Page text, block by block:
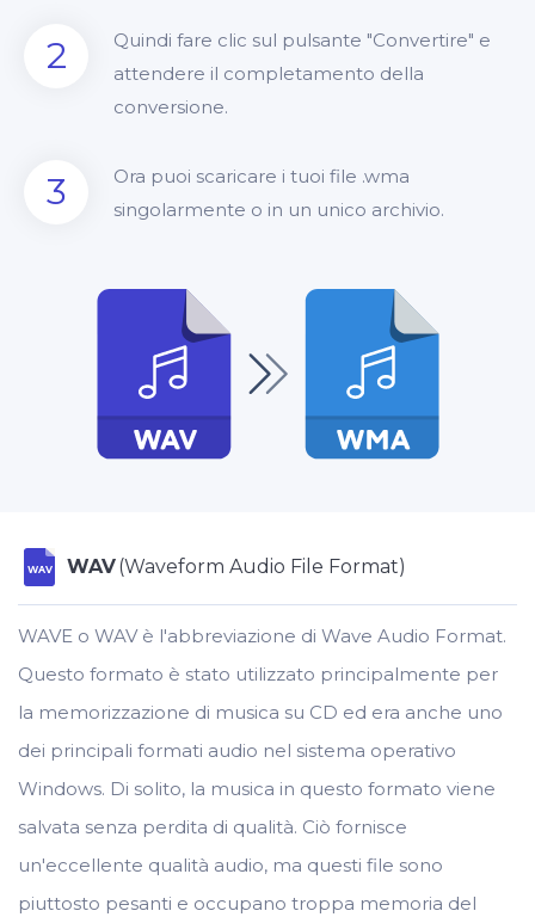
2
Quindi fare clic sul pulsante "Convertire" e
attendere il completamento della
conversione.
3
Ora puoi scaricare i tuoi file .wma
singolarmente o in un unico archivio.
WAV WAV(Waveform Audio File Format)
WAVE o WAV è l'abbreviazione di Wave Audio Format.
Questo formato è stato utilizzato principalmente per
la memorizzazione di musica su CD ed era anche uno
dei principali formati audio nel sistema operativo
Windows. Di solito, la musica in questo formato viene
salvata senza perdita di qualità. Ciò fornisce
un'eccellente qualità audio, ma questi file sono
piuttosto pesanti e occupano troppa memoria del